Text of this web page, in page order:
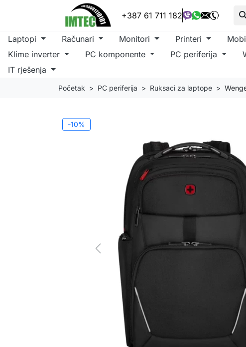
+387 61 711 182
Laptopi Računari Monitori Printeri
Klime inverter
PC komponente PC periferija
IT rješenja
Početak PC periferija Ruksaci za laptope
-10%
Previous